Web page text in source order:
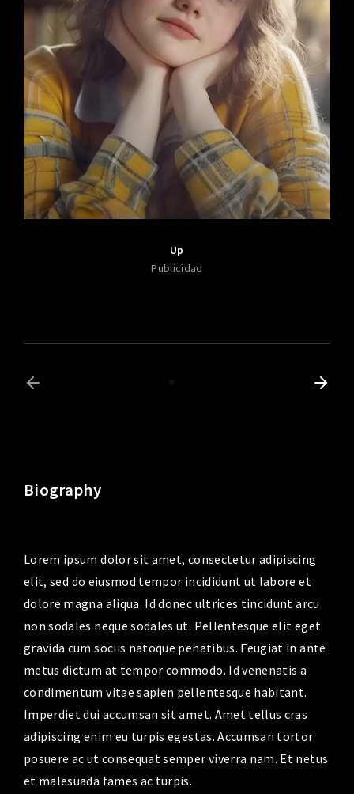
Up
Publicidad
Biography
Lorem ipsum dolor sit amet, consectetur adipiscing
elit, sed do eiusmod tempor incididunt ut labore et
dolore magna aliqua. Id donec ultrices tincidunt arcu
non sodales neque sodales ut. Pellentesque elit eget
gravida cum sociis natoque penatibus. Feugiat in ante
metus dictum at tempor commodo. Id venenatis a
condimentum vitae sapien pellentesque habitant.
Imperdiet dui accumsan sit amet. Amet tellus cras
adipiscing enim eu turpis egestas. Accumsan tortor
posuere ac ut consequat semper viverra nam. Et netus
et malesuada fames ac turpis.